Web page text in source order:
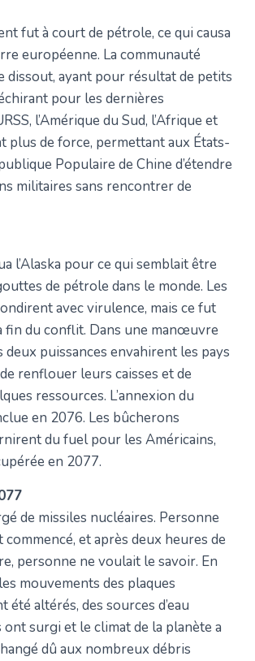
fut à court de pétrole, ce qui causa
européenne. La communauté
dissout, ayant pour résultat de petits
pour les dernières
l’Amérique du Sud, l’Afrique et
plus de force, permettant aux États-
Populaire de Chine d’étendre
militaires sans rencontrer de
l’Alaska pour ce qui semblait être
de pétrole dans le monde. Les
avec virulence, mais ce fut
fin du conflit. Dans une manœuvre
deux puissances envahirent les pays
renflouer leurs caisses et de
ressources. L’annexion du
en 2076. Les bûcherons
du fuel pour les Américains,
en 2077.
de missiles nucléaires. Personne
commencé, et après deux heures de
personne ne voulait le savoir. En
mouvements des plaques
été altérés, des sources d’eau
surgi et le climat de la planète a
dû aux nombreux débris